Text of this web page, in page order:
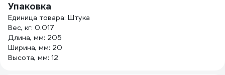
Упаковка
Единица товара: Штука
Вес, кг: 0.017
Длина, мм: 205
Ширина, мм: 20
Высота, мм: 12